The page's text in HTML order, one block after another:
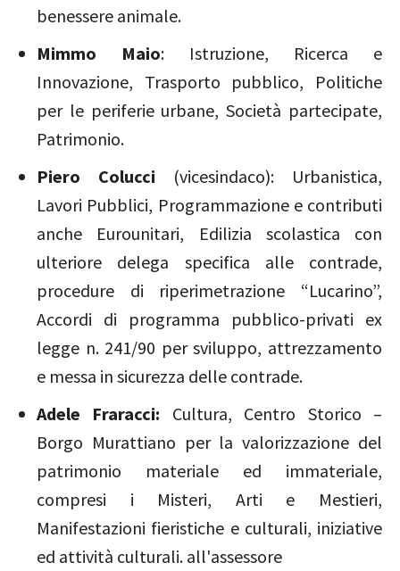
benessere animale.
Mimmo Maio: Istruzione, Ricerca e
Innovazione, Trasporto pubblico, Politiche
per le periferie urbane, Società partecipate,
Patrimonio.
Piero
Colucci (vicesindaco): Urbanistica,
Lavori Pubblici, Programmazione e contributi
anche Eurounitari, Edilizia scolastica con
ulteriore delega specifica alle contrade,
procedure di riperimetrazione “Lucarino”,
Accordi di programma pubblico-privati ex
legge n. 241/90 per sviluppo, attrezzamento
e messa in sicurezza delle contrade.
Adele Fraracci: Cultura, Centro Storico –
Borgo Murattiano per la valorizzazione del
patrimonio materiale ed immateriale,
compresi i Misteri, Arti e Mestieri,
Manifestazioni fieristiche e culturali, iniziative
ed attività culturali. all'assessore